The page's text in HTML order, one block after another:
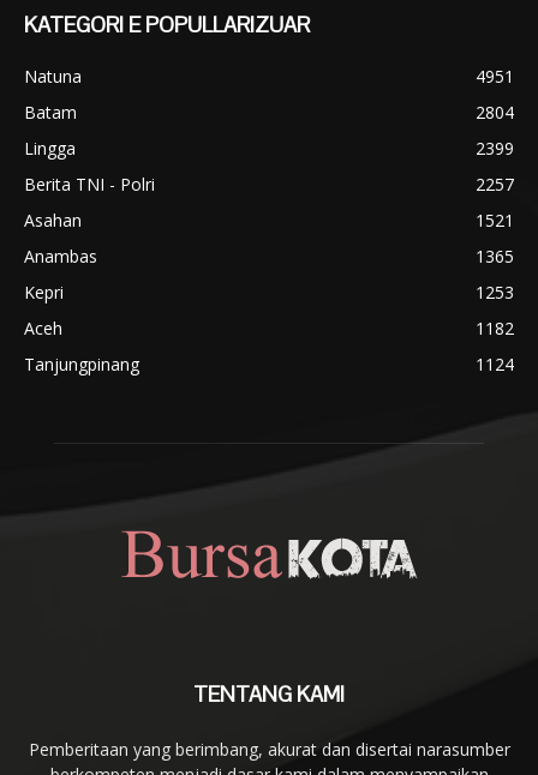
KATEGORI E POPULLARIZUAR
Natuna
4951
Batam
2804
Lingga
2399
Berita TNI - Polri
2257
Asahan
1521
Anambas
1365
Kepri
1253
Aceh
1182
Tanjungpinang
1124
TENTANG KAMI
Pemberitaan yang berimbang, akurat dan disertai narasumber